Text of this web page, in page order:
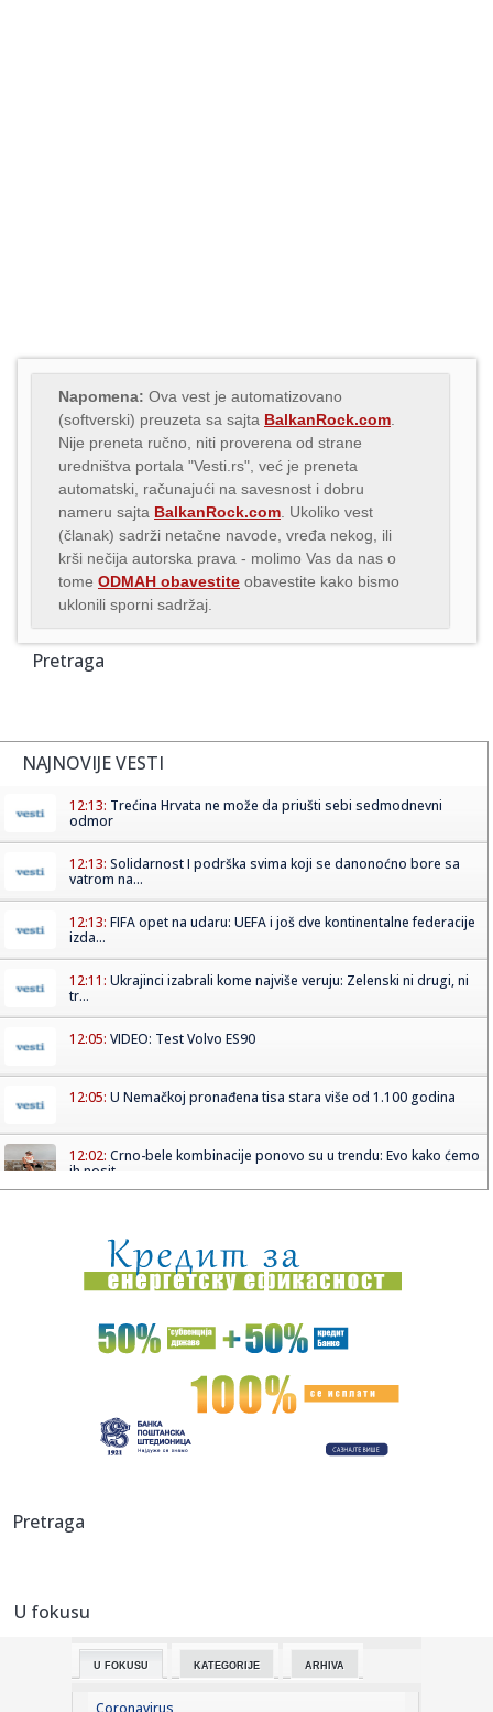
Napomena: Ova vest je automatizovano
(softverski) preuzeta sa sajta BalkanRock.com
Nije preneta ručno, niti proverena od strane
uredništva portala "Vesti.rs", već je preneta
automatski, računajući na savesnost i dobru
nameru sajta BalkanRock.com . Ukoliko vest
(članak) sadrži netačne navode, vređa nekog, ili
krši nečija autorska prava - molimo Vas da nas o
tome ODMAH obavestite obavestite kako bismo
uklonili sporni sadržaj.
Pretraga
NAJNOVIJE VESTI
12:13: Trećina Hrvata ne može da priušti sebi sedmodnevni
odmor
12:13: Solidarnost I podrška svima koji se danonoćno bore sa
vatrom na...
12:13: FIFA opet na udaru: UEFA i još dve kontinentalne federacije
izda...
12:11: Ukrajinci izabrali kome najviše veruju: Zelenski ni drugi, ni
tr...
12:05: VIDEO: Test Volvo ES90
12:05: U Nemačkoj pronađena tisa stara više od 1.100 godina
12:02: Crno-bele kombinacije ponovo su u trendu: Evo kako ćemo
ih nosit...
12:02:Zatražen pritvor ženi iz Bosanske Krupe: Slijepom mužu
pucala ...
12:02:Šakal ugrizao ženu u Rumuniji, spasili je mještani
Srpski atletičar otvara Evropsko prvenstvo – Bošković u
12:00:Tajna ormara Šarliz Teron i šta je u njemu pronašao
11:56:
11:54: Šta je bio razlog posete?
Pretraga
U fokusu
U FOKUSU KATEGORIJE ARHIVA
Coronavirus